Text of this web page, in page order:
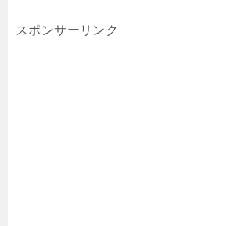
スポンサーリンク